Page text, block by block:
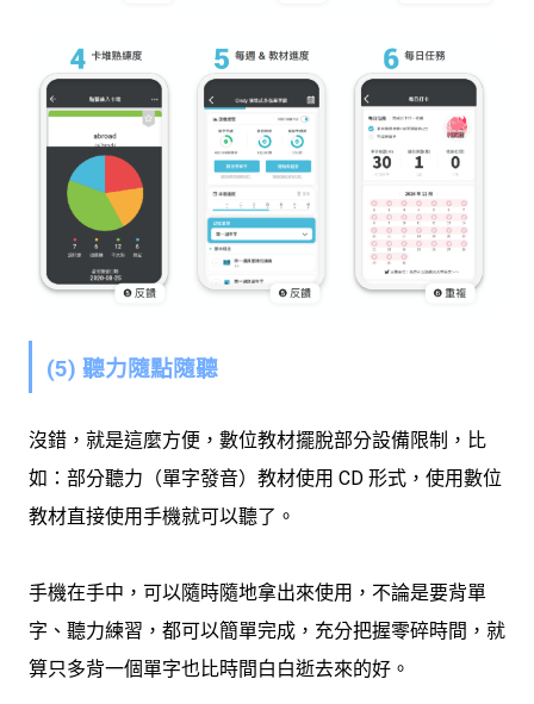
(5) 聽力隨點隨聽
沒錯，就是這麼方便，數位教材擺脫部分設備限制，比
如：部分聽力（單字發音）教材使用 CD 形式，使用數位
教材直接使用手機就可以聽了。
手機在手中，可以隨時隨地拿出來使用，不論是要背單
字、聽力練習，都可以簡單完成，充分把握零碎時間，就
算只多背一個單字也比時間白白逝去來的好。